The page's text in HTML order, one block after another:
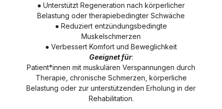
● Unterstützt Regeneration nach körperlicher
Belastung oder therapiebedingter Schwäche
● Reduziert entzündungsbedingte
Muskelschmerzen
● Verbessert Komfort und Beweglichkeit
Geeignet für:
Patient*innen mit muskulären Verspannungen durch
Therapie, chronische Schmerzen, körperliche
Belastung oder zur unterstützenden Erholung in der
Rehabilitation.